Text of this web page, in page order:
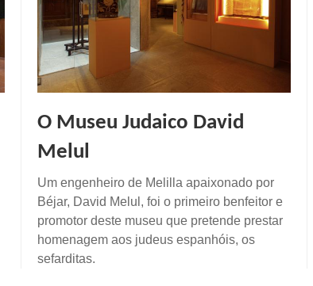
O Museu Judaico David
Melul
Um engenheiro de Melilla apaixonado por
Béjar, David Melul, foi o primeiro benfeitor e
promotor deste museu que pretende prestar
homenagem aos judeus espanhóis, os
sefarditas.